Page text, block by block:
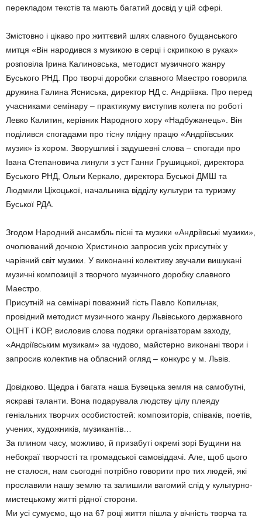
перекладом текстів та мають багатий досвід у цій сфері.
Змістовно і цікаво про життєвий шлях славного бущанського
митця «Він народився з музикою в серці і скрипкою в руках»
розповіла Ірина Калиновська, методист музичного жанру
Буського РНД. Про творчі доробки славного Маестро говорила
дружина Галина Ясниська, директор НД с. Андріївка. Про перед
учасниками семінару – практикуму виступив колега по роботі
Левко Калитин, керівник Народного хору «Надбужанець». Він
поділився спогадами про тісну плідну працю «Андріївських
музик» із хором. Зворушливі і задушевні слова – спогади про
Івана Степановича линули з уст Ганни Грушицької, директора
Буського РНД, Ольги Керкало, директора Буської ДМШ та
Людмили Ціхоцької, начальника відділу культури та туризму
Буської РДА.
Згодом Народний ансамбль пісні та музики «Андріївські музики»,
очолюваний дочкою Христиною запросив усіх присутніх у
чарівний світ музики. У виконанні колективу звучали вишукані
музичні композиції з творчого музичного доробку славного
Маестро.
Присутній на семінарі поважний гість Павло Копильчак,
провідний методист музичного жанру Львівського державного
ОЦНТ і КОР, висловив слова подяки організаторам заходу,
«Андріївським музикам» за чудово, майстерно виконані твори і
запросив колектив на обласний огляд – конкурс у м. Львів.
Довідково. Щедра і багата наша Бузецька земля на самобутні,
яскраві таланти. Вона подарувала людству цілу плеяду
геніальних творчих особистостей: композиторів, співаків, поетів,
учених, художників, музикантів…
За плином часу, можливо, й призабуті окремі зорі Бущини на
небокраї творчості та громадської самовіддачі. Але, щоб цього
не сталося, нам сьогодні потрібно говорити про тих людей, які
прославили нашу землю та залишили вагомий слід у культурно-
мистецькому житті рідної сторони.
Ми усі сумуємо, що на 67 році життя пішла у вічність творча та